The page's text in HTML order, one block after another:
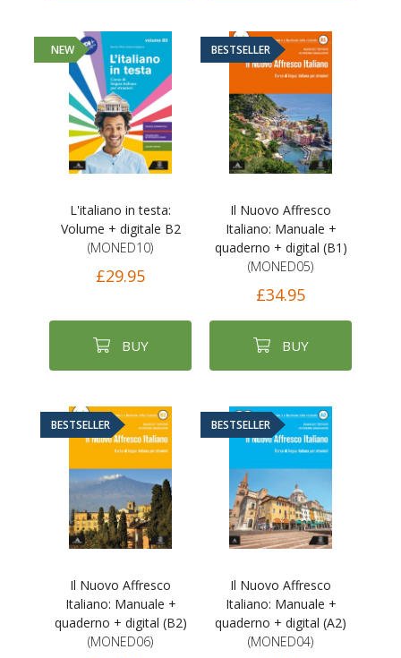
NEW
L'italiano in testa:
Volume + digitale B2
(MONED10)
£29.95
BUY
BESTSELLER
Il Nuovo Affresco
Italiano: Manuale +
quaderno + digital (B1)
(MONED05)
£34.95
BUY
BESTSELLER
Il Nuovo Affresco
Italiano: Manuale +
quaderno + digital (B2)
(MONED06)
BESTSELLER
Il Nuovo Affresco
Italiano: Manuale +
quaderno + digital (A2)
(MONED04)